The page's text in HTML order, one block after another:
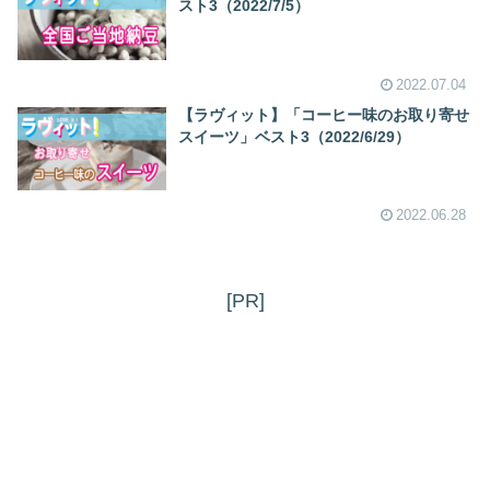
スト3（2022/7/5）
2022.07.04
【ラヴィット】「コーヒー味のお取り寄せ
スイーツ」ベスト3（2022/6/29）
2022.06.28
[PR]